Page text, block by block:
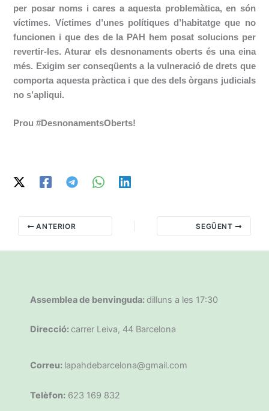
per posar noms i cares a aquesta problemàtica, en són
víctimes. Víctimes d’unes polítiques d’habitatge que no
funcionen i que des de la PAH hem posat solucions per
revertir-les. Aturar els desnonaments oberts és una eina
més. Exigim ser conseqüents a la vulneració de drets que
comporta aquesta pràctica i que des dels òrgans judicials
no s’apliqui.
Prou #DesnonamentsOberts!
ANTERIOR SEGÜENT
Assemblea de benvinguda: dilluns a les 17:30
Direcció: carrer Leiva, 44 Barcelona
Correu: lapahdebarcelona@gmail.com
Telèfon: 623 169 832